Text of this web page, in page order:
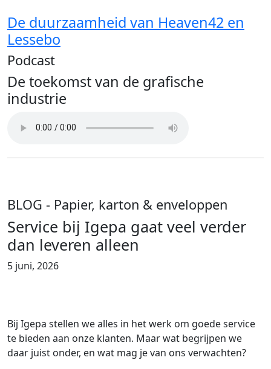
De duurzaamheid van Heaven42 en
Lessebo
Podcast
De toekomst van de grafische
industrie
BLOG - Papier, karton & enveloppen
Service bij Igepa gaat veel verder
dan leveren alleen
5 juni, 2026
Bij Igepa stellen we alles in het werk om goede service
te bieden aan onze klanten. Maar wat begrijpen we
daar juist onder, en wat mag je van ons verwachten?